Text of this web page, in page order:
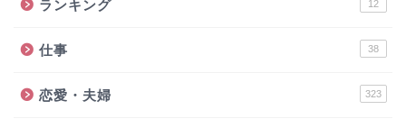
ランキング 12
仕事 38
恋愛・夫婦 323